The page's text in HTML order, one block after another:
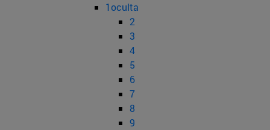
1oculta
2
3
4
5
6
7
8
9